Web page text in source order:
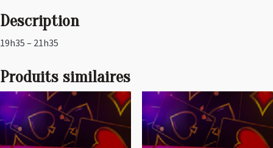
Description
19h35 – 21h35
Produits similaires